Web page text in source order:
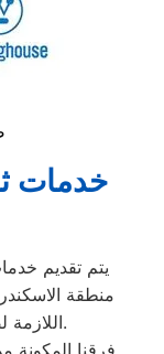
خدمات
يتم تقديم
منطقة
اللازمة لصيانة الأجهزة المنزلية من هذا النوع.
فرقنا المكونة